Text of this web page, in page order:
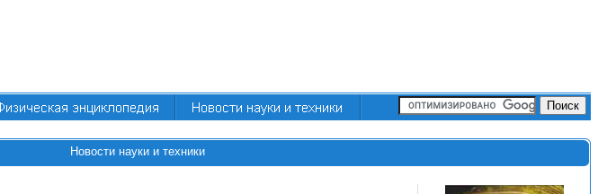
Новости науки и техники